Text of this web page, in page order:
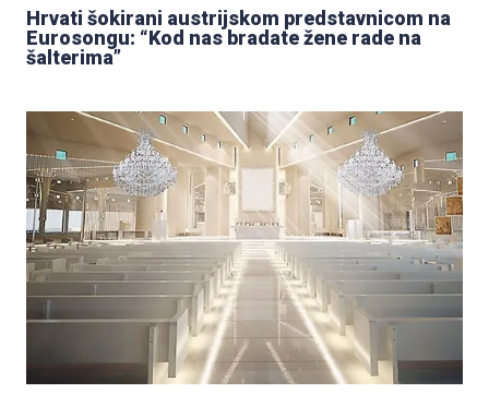
Hrvati šokirani austrijskom predstavnicom na
Eurosongu: “Kod nas bradate žene rade na
šalterima”